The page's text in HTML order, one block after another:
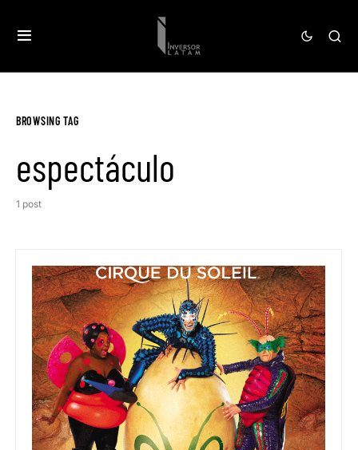
BROWSING TAG
espectáculo
1 post